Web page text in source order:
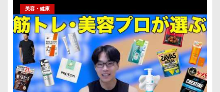
美容・健康